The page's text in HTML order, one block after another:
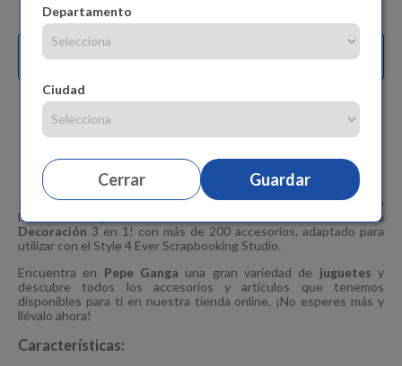
Departamento
Ciudad
Cerrar Guardar
Compra con
Caraterística
¡Disfruta de todo pack de recambios con cuaderno incluido y todo
lo necesario para crear más creaciones con el
Taller de
Decoración 3 en 1! con más de 200 accesorios, adaptado para
utilizar con el Style 4 Ever Scrapbooking Studio.
Encuentra en Pepe Ganga una gran variedad de juguetes y
descubre todos los accesorios y artículos que tenemos
disponibles para ti en nuestra tienda online. ¡No esperes más y
llévalo ahora!
Características: